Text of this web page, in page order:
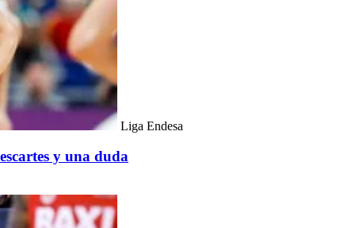
Liga Endesa
y una duda